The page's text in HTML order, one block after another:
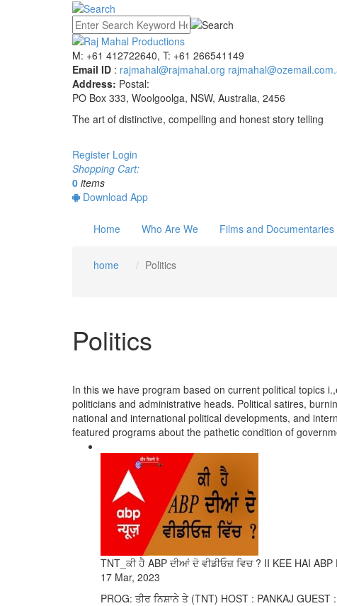
M: +61 412722640, T: +61 266541149
Email ID : rajmahal@rajmahal.org
Address: Postal:
PO Box 333, Woolgoolga, NSW, Australia, 2456
The art of distinctive, compelling and honest story telling
Register Login
Shopping Cart:
0 items
Download App
Home Who Are We Films and Documentaries
home Politics
Politics
In this we have program based on current political topics
politicians and administrative heads. Political satires,
national and international political developments, and
featured programs about the pathetic condition of
TNT_ਕੀ ਹੈ ABP ਦੀਆਂ ਦੋ ਵੀਡੀਓਜ਼ ਵਿਚ ? II KEE HAI ABP
17 Mar, 2023
PROG: ਤੀਰ ਨਿਸ਼ਾਨੇ ਤੇ (TNT) HOST : PANKAJ GUEST